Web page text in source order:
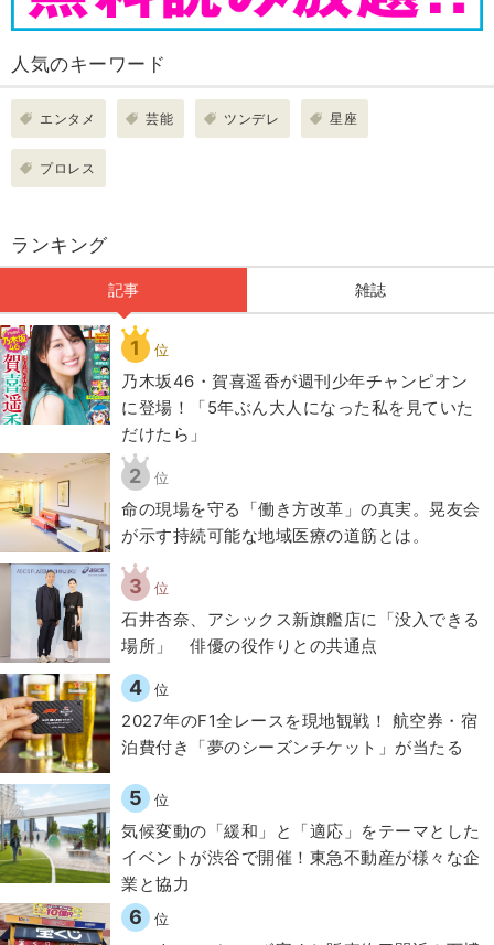
人気のキーワード
エンタメ 芸能 ツンデレ 星座
プロレス
ランキング
記事 雑誌
1 位
乃木坂46・賀喜遥香が週刊少年チャンピオン
に登場！「5年ぶん大人になった私を見ていた
だけたら」
2 位
​命の現場を守る「働き方改革」の真実。晃友会
が示す持続可能な地域医療の道筋とは。
3 位
石井杏奈、アシックス新旗艦店に「没入できる
場所」 俳優の役作りとの共通点
4 位
2027年のF1全レースを現地観戦！ 航空券・宿
泊費付き「夢のシーズンチケット」が当たる
5 位
気候変動の「緩和」と「適応」をテーマとした
イベントが渋谷で開催！東急不動産が様々な企
業と協力
6 位